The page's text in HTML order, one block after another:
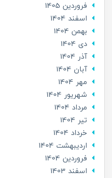
فروردین 1405
اسفند 1404
بهمن 1404
دی 1404
آذر 1404
آبان 1404
مهر 1404
شهریور 1404
مرداد 1404
تير 1404
خرداد 1404
ارديبهشت 1404
فروردین 1404
اسفند 1403